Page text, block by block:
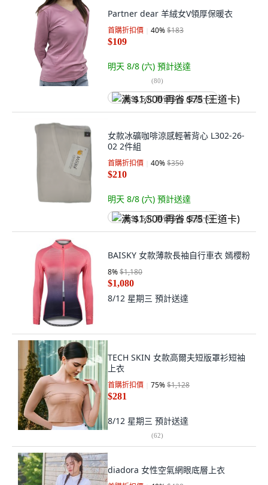
Partner dear 羊絨女V領厚保暖衣
首購折扣價 40%$183
$109
明天 8/8 (六) 預計送達
(80)
满 $1,500 再省 $75 (王道卡)
女款冰礦咖啡涼感輕著背心 L302-26-
02 2件組
首購折扣價 40%$350
$210
明天 8/8 (六) 預計送達
满 $1,500 再省 $75 (王道卡)
BAISKY 女款薄款長袖自行車衣 嫣櫻粉
8%$1,180
$1,080
8/12 星期三 預計送達
TECH SKIN 女款高爾夫短版罩衫短袖
上衣
首購折扣價 75%$1,128
$281
8/12 星期三 預計送達
(62)
diadora 女性空氣網眼底層上衣